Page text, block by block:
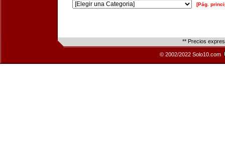
[Pág.
** Precios
© 2002/2022 Solo10.com